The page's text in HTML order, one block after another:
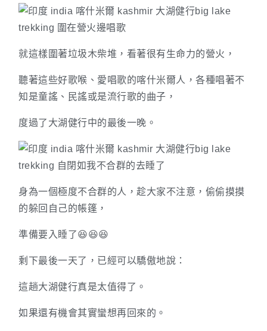
就這樣圍著垃圾木柴堆，看著很有生命力的營火，
聽著這些好歌喉、愛唱歌的喀什米爾人，各種唱著不
知是童謠、民謠或是流行歌的曲子，
度過了大湖健行中的最後一晚。
身為一個極度不合群的人，趁大家不注意，偷偷摸摸
的躲回自己的帳篷，
準備要入睡了😆😆😆
剩下最後一天了，已經可以驕傲地說：
這趟大湖健行真是太值得了。
如果還有機會其實蠻想再回來的。